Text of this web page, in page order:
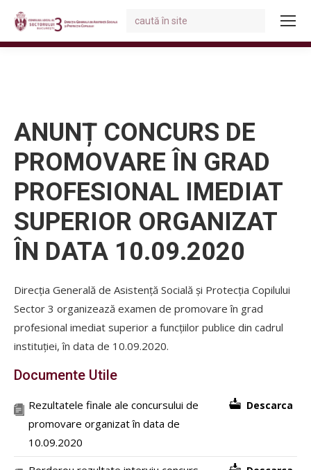
Search:
ANUNȚ CONCURS DE
PROMOVARE ÎN GRAD
PROFESIONAL IMEDIAT
SUPERIOR ORGANIZAT
ÎN DATA 10.09.2020
Direcția Generală de Asistență Socială și Protecția Copilului
Sector 3 organizează examen de promovare în grad
profesional imediat superior a funcțiilor publice din cadrul
instituției, în data de 10.09.2020.
Documente Utile
Rezultatele finale ale concursului de
promovare organizat în data de
10.09.2020
Descarca